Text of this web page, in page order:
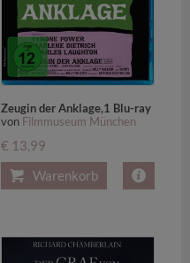
Zeugin der Anklage,1 Blu-ray
von Filmmuseum München
€ 13,99
Warenkorb